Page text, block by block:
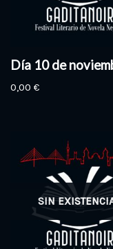
Día 10 de
0,00 €
SIN